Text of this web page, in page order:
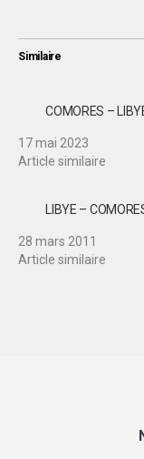
Similaire
COMORES –
17 mai 2023
Article similaire
LIBYE –
28 mars 2011
Article similaire